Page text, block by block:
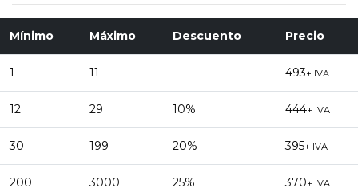
Mínimo Máximo Descuento Precio
1 11 - 493+ IVA
12 29 10% 444+ IVA
30 199 20% 395+ IVA
200 3000 25% 370+ IVA